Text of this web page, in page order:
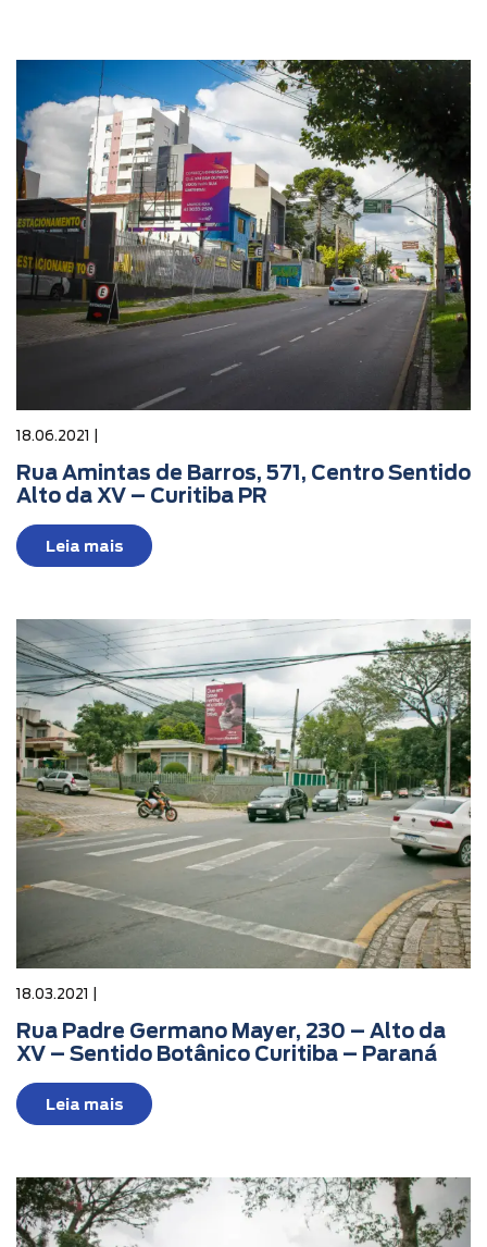
18.06.2021 |
Rua Amintas de Barros, 571, Centro Sentido
Alto da XV – Curitiba PR
Leia mais
18.03.2021 |
Rua Padre Germano Mayer, 230 – Alto da
XV – Sentido Botânico Curitiba – Paraná
Leia mais